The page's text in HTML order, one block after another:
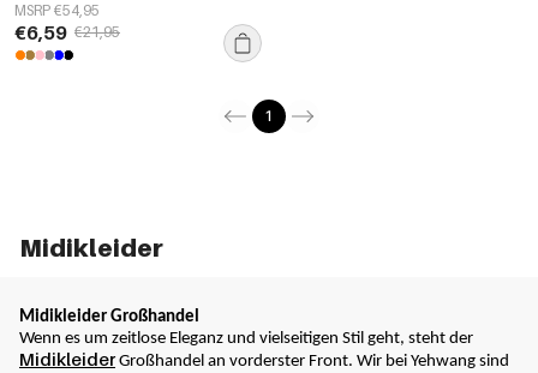
MSRP €54,95
€6,59 €21,95
1
Midikleider
Midikleider Großhandel
Midikleider Großhandel an vorderster Front. Wir bei Yehwang sind